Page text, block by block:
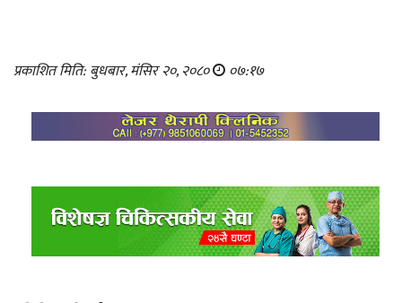
प्रकाशित मिति: बुधबार, मंसिर २०, २०८० ०७:१७